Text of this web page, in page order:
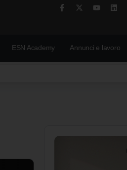
ESN Academy Annunci e lavoro